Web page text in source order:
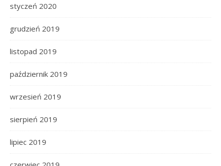
styczeń 2020
grudzień 2019
listopad 2019
październik 2019
wrzesień 2019
sierpień 2019
lipiec 2019